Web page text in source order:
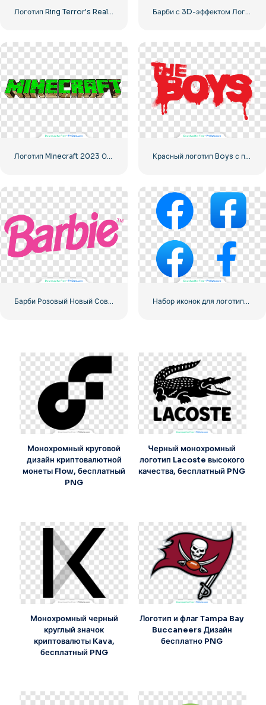
Логотип Ring Terror's Realm Black Square – Бесплатная загрузка PNG Барби с 3D-эффектом Логотип Розовый
Логотип Minecraft 2023 Основной зеленый Красный логотип Boys с полосами крови
Монохромный круговой
дизайн криптовалютной
монеты Flow, бесплатный
PNG
Черный монохромный
логотип Lacoste высокого
качества, бесплатный PNG
Монохромный черный
круглый значок
криптовалюты Kava,
бесплатный PNG
Логотип и флаг Tampa Bay
Buccaneers Дизайн
бесплатно PNG